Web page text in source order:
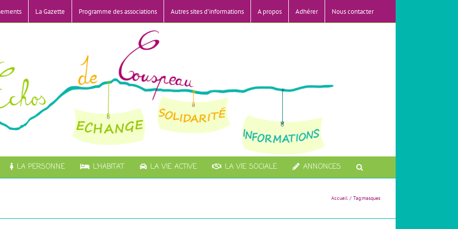
La Gazette Programme des associations Autres sites d’informations A propos Adhérer Nous contacter
LA PERSONNE L’HABITAT LA VIE ACTIVE LA VIE SOCIALE ANNONCES
Accueil Tag:masques